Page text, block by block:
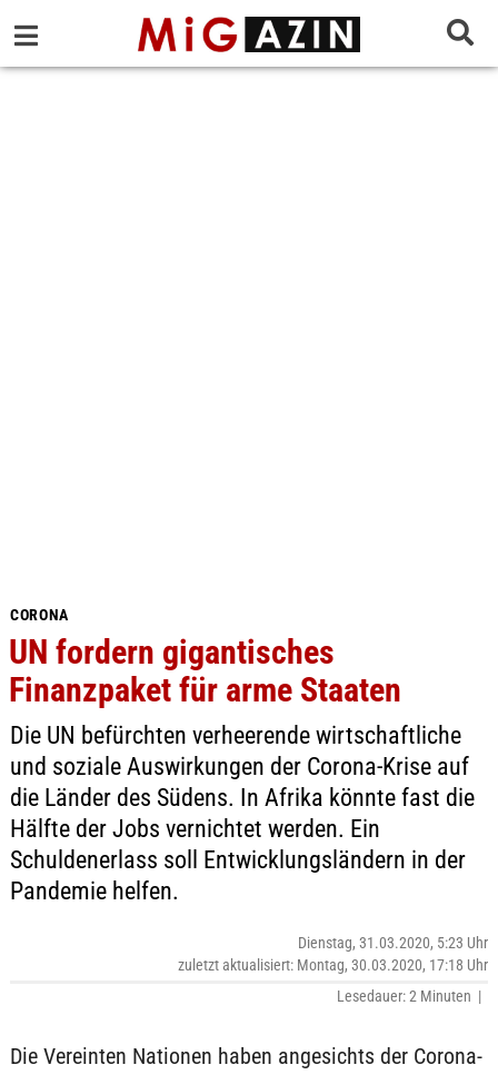
CORONA
UN fordern gigantisches
Finanzpaket für arme Staaten
Die UN befürchten verheerende wirtschaftliche
und soziale Auswirkungen der Corona-Krise auf
die Länder des Südens. In Afrika könnte fast die
Hälfte der Jobs vernichtet werden. Ein
Schuldenerlass soll Entwicklungsländern in der
Pandemie helfen.
Dienstag, 31.03.2020, 5:23 Uhr
zuletzt aktualisiert: Montag, 30.03.2020, 17:18 Uhr
Lesedauer: 2 Minuten |
Die Vereinten Nationen haben angesichts der Corona-